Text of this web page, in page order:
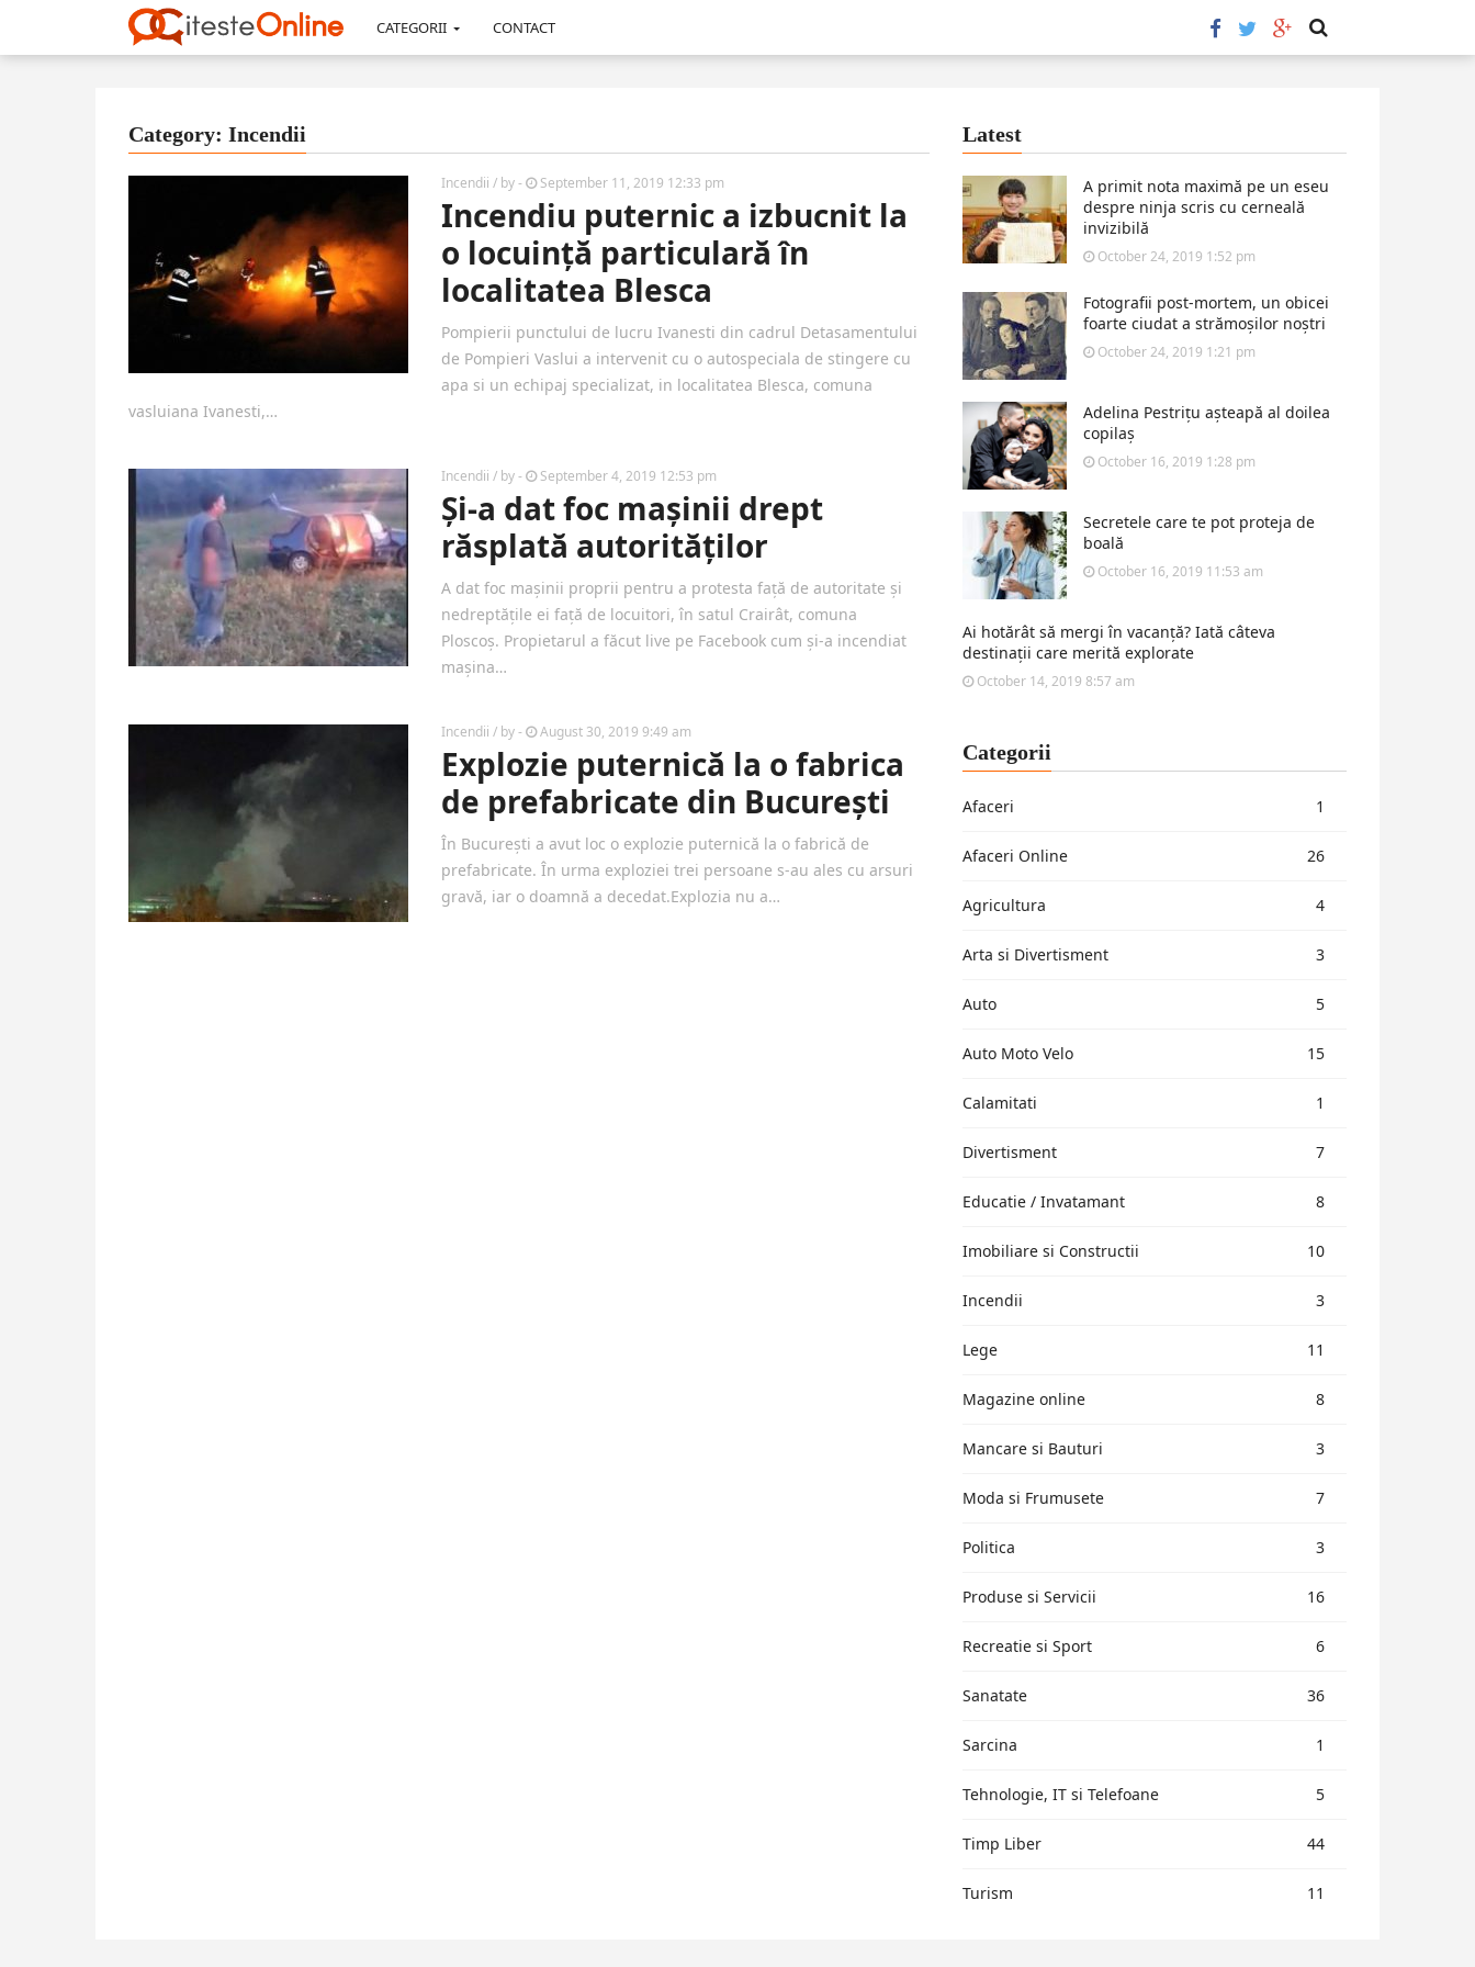
CATEGORII CONTACT
Category: Incendii
Incendii / by- September 11, 2019 12:33 pm
Incendiu puternic a izbucnit la
o locuință particulară în
localitatea Blesca
Pompierii punctului de lucru Ivanesti din cadrul Detasamentului
de Pompieri Vaslui a intervenit cu o autospeciala de stingere cu
apa si un echipaj specializat, in localitatea Blesca, comuna
vasluiana Ivanesti,…
Incendii / by- September 4, 2019 12:53 pm
Și-a dat foc mașinii drept
răsplată autorităților
A dat foc mașinii proprii pentru a protesta față de autoritate și
nedreptățile ei față de locuitori, în satul Crairât, comuna
Ploscoș. Propietarul a făcut live pe Facebook cum și-a incendiat
mașina…
Incendii / by- August 30, 2019 9:49 am
Explozie puternică la o fabrica
de prefabricate din București
În București a avut loc o explozie puternică la o fabrică de
prefabricate. În urma exploziei trei persoane s-au ales cu arsuri
gravă, iar o doamnă a decedat.Explozia nu a…
Latest
A primit nota maximă pe un eseu
despre ninja scris cu cerneală
invizibilă
October 24, 2019 1:52 pm
Fotografii post-mortem, un obicei
foarte ciudat a strămoșilor noștri
October 24, 2019 1:21 pm
Adelina Pestrițu așteapă al doilea
copilaș
October 16, 2019 1:28 pm
Secretele care te pot proteja de
boală
October 16, 2019 11:53 am
Ai hotărât să mergi în vacanță? Iată câteva
destinații care merită explorate
October 14, 2019 8:57 am
Categorii
Afaceri 1
Afaceri Online 26
Agricultura 4
Arta si Divertisment 3
Auto 5
Auto Moto Velo 15
Calamitati 1
Divertisment 7
Educatie / Invatamant 8
Imobiliare si Constructii 10
Incendii 3
Lege 11
Magazine online 8
Mancare si Bauturi 3
Moda si Frumusete 7
Politica 3
Produse si Servicii 16
Recreatie si Sport 6
Sanatate 36
Sarcina 1
Tehnologie, IT si Telefoane 5
Timp Liber 44
Turism 11